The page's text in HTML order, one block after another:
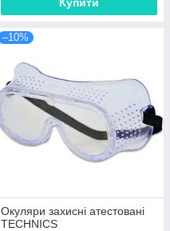
–10%
Окуляри захисні атестовані
TECHNICS